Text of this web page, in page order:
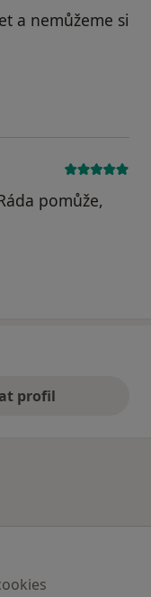
a nemůžeme si
pomůže,
profil